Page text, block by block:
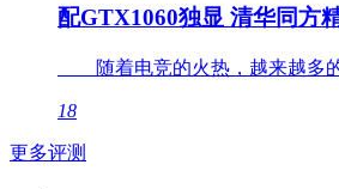
配GTX1060独显 清华同方
随着电竞的火热，越来越多
18
更多评测